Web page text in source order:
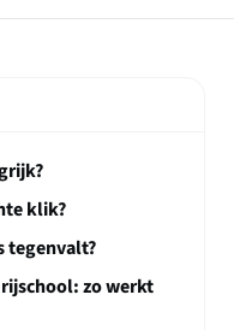
klik?
tegenvalt?
zo werkt